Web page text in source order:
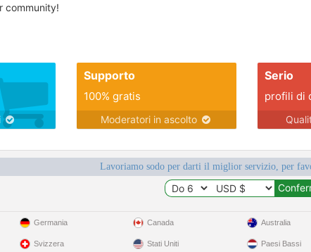
community!
Supporto
100% gratis
Moderatori in ascolto
Serio
profili di
Lavoriamo sodo per darti il miglior servizio, per
Germania
Svizzera
Canada
Stati Uniti
Australia
Paesi Bassi